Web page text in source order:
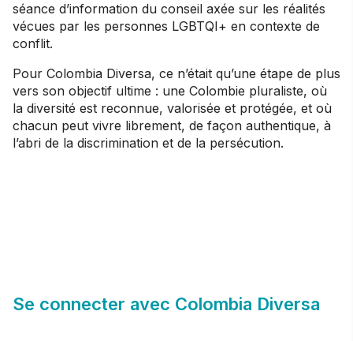
séance d’information du conseil axée sur les réalités
vécues par les personnes LGBTQI+ en contexte de
conflit.
Pour Colombia Diversa, ce n’était qu’une étape de plus
vers son objectif ultime : une Colombie pluraliste, où
la diversité est reconnue, valorisée et protégée, et où
chacun peut vivre librement, de façon authentique, à
l’abri de la discrimination et de la persécution.
Se connecter avec Colombia Diversa